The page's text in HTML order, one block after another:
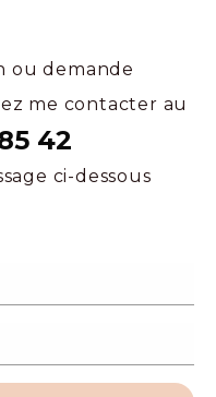
ou demande
me contacter au
42
ci-dessous